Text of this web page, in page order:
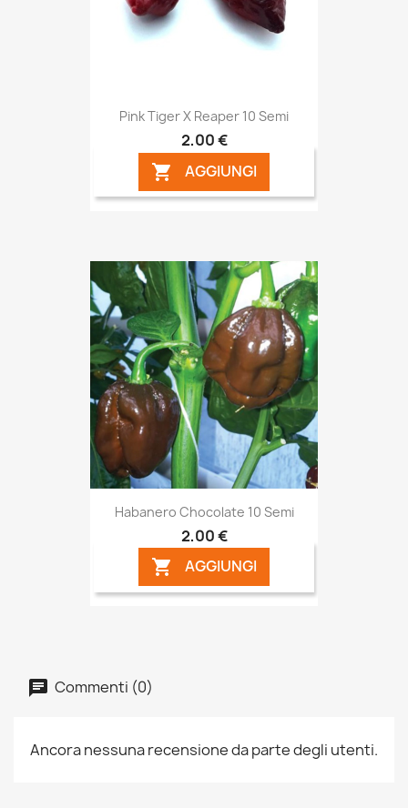
Pink Tiger X Reaper 10 Semi
2,00 €
 AGGIUNGI
Habanero Chocolate 10 Semi
2,00 €
 AGGIUNGI
Commenti (0)
Ancora nessuna recensione da parte degli utenti.